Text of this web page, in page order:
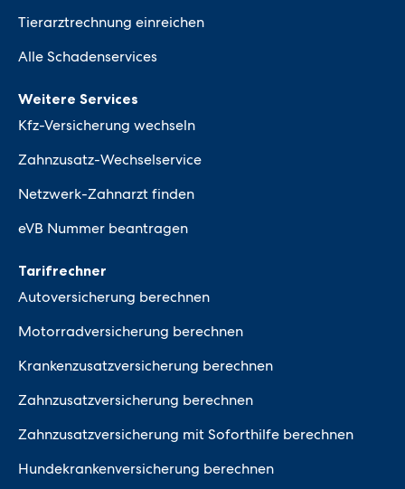
Tierarztrechnung einreichen
Alle Schadenservices
Weitere Services
Kfz-Versicherung wechseln
Zahnzusatz-Wechselservice
Netzwerk-Zahnarzt finden
eVB Nummer beantragen
Tarifrechner
Autoversicherung berechnen
Motorradversicherung berechnen
Krankenzusatzversicherung berechnen
Zahnzusatzversicherung berechnen
Zahnzusatzversicherung mit Soforthilfe berechnen
Hundekrankenversicherung berechnen